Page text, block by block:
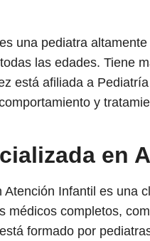
una pediatra
las edades. Tiene
está afiliada a
y
en
Infantil es una
médicos completos,
formado por